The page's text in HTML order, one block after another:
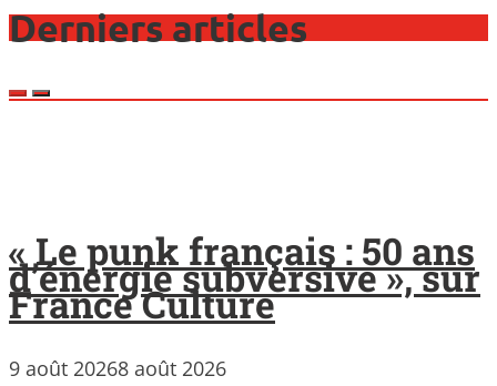
Derniers articles
« Le punk français : 50 ans
d’énergie subversive », sur
France Culture
9 août 20268 août 2026